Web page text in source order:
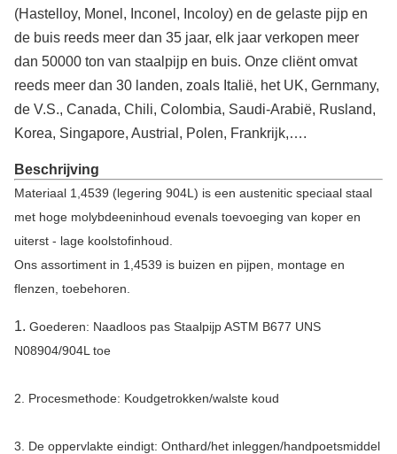
(Hastelloy, Monel, Inconel, Incoloy) en de gelaste pijp en
de buis reeds meer dan 35 jaar, elk jaar verkopen meer
dan 50000 ton van staalpijp en buis. Onze cliënt omvat
reeds meer dan 30 landen, zoals Italië, het UK, Gernmany,
de V.S., Canada, Chili, Colombia, Saudi-Arabië, Rusland,
Korea, Singapore, Austrial, Polen, Frankrijk,….
Beschrijving
Materiaal 1,4539 (legering 904L) is een austenitic speciaal staal
met hoge molybdeeninhoud evenals toevoeging van koper en
uiterst - lage koolstofinhoud.
Ons assortiment in 1,4539 is buizen en pijpen, montage en
flenzen, toebehoren.
1. Goederen: Naadloos pas Staalpijp ASTM B677 UNS
N08904/904L toe
2. Procesmethode: Koudgetrokken/walste koud
3. De oppervlakte eindigt: Onthard/het inleggen/handpoetsmiddel